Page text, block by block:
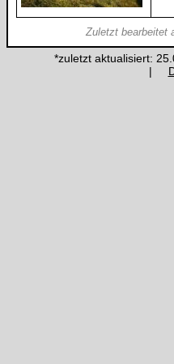
Zuletzt bearbeitet
*zuletzt aktualisiert:
|